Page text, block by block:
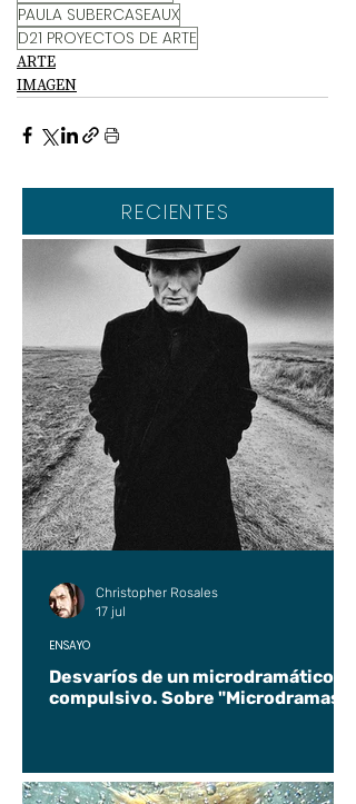
PAULA SUBERCASEAUX
D21 PROYECTOS DE ARTE
ARTE
IMAGEN
RECIENTES
Desvaríos de un microdramático
compulsivo. Sobre "Microdramas".
ENSAYO
Christopher Rosales
17 jul